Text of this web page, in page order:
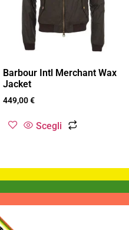
Barbour Intl Merchant Wax
Jacket
449,00€
Scegli